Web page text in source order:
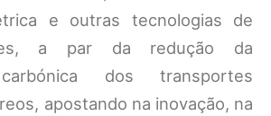
e outras tecnologias de
a par da redução da
dos transportes
apostando na inovação, na